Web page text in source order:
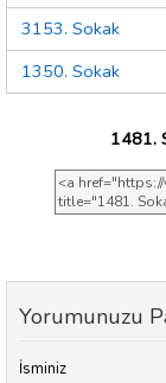
3153. Sokak
1350. Sokak
1481.
Yorumunuzu
İsminiz